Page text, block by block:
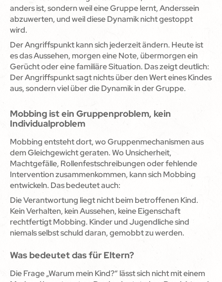
anders ist, sondern weil eine Gruppe lernt, Anderssein
abzuwerten, und weil diese Dynamik nicht gestoppt
wird.
Der Angriffspunkt kann sich jederzeit ändern. Heute ist
es das Aussehen, morgen eine Note, übermorgen ein
Gerücht oder eine familiäre Situation. Das zeigt deutlich:
Der Angriffspunkt sagt nichts über den Wert eines Kindes
aus, sondern viel über die Dynamik in der Gruppe.
Mobbing ist ein Gruppenproblem, kein
Individualproblem
Mobbing entsteht dort, wo Gruppenmechanismen aus
dem Gleichgewicht geraten. Wo Unsicherheit,
Machtgefälle, Rollenfestschreibungen oder fehlende
Intervention zusammenkommen, kann sich Mobbing
entwickeln. Das bedeutet auch:
Die Verantwortung liegt nicht beim betroffenen Kind.
Kein Verhalten, kein Aussehen, keine Eigenschaft
rechtfertigt Mobbing. Kinder und Jugendliche sind
niemals selbst schuld daran, gemobbt zu werden.
Was bedeutet das für Eltern?
Die Frage „Warum mein Kind?“ lässt sich nicht mit einem